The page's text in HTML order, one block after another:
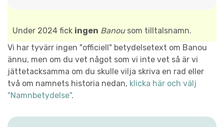
Under 2024 fick ingen Banousom tilltalsnamn.
Vi har tyvärr ingen "officiell" betydelsetext om Banou
ännu, men om du vet något som vi inte vet så är vi
jättetacksamma om du skulle vilja skriva en rad eller
två om namnets historia nedan, klicka här och välj
"Namnbetydelse".